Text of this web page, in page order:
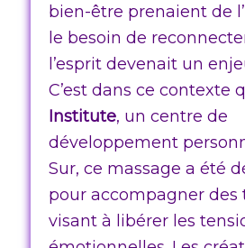
bien-être prenaient de
le besoin de
l’esprit devenait un
C’est dans ce contexte
Institute, un centre de
développement
Sur, ce massage a été
pour accompagner des
visant à libérer les